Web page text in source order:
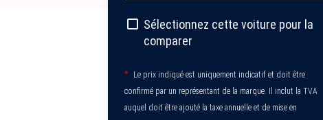
Sélectionnez cette voiture pour la
comparer
*
Le prix indiqué est uniquement indicatif et doit être
confirmé par un représentant de la marque. Il inclut la TVA
auquel doit être ajouté la taxe annuelle et de mise en